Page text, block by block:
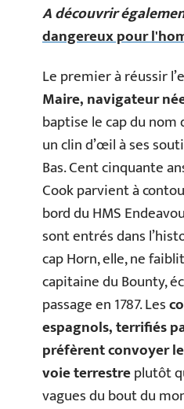
A découvrir
dangereux pour
Le premier à réussir
Maire, navigateur
baptise le cap du nom
un clin d’œil à ses
Bas. Cent cinquante
Cook parvient à
bord du HMS
sont entrés dans
cap Horn, elle, ne
capitaine du Bounty,
passage en 1787. Les
espagnols, terrifiés
préfèrent convoyer
voie terrestreplutôt
vagues du bout du